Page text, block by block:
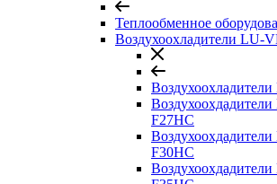
Теплообменное
Воздухоохладители LU-
F27HC
F30HC